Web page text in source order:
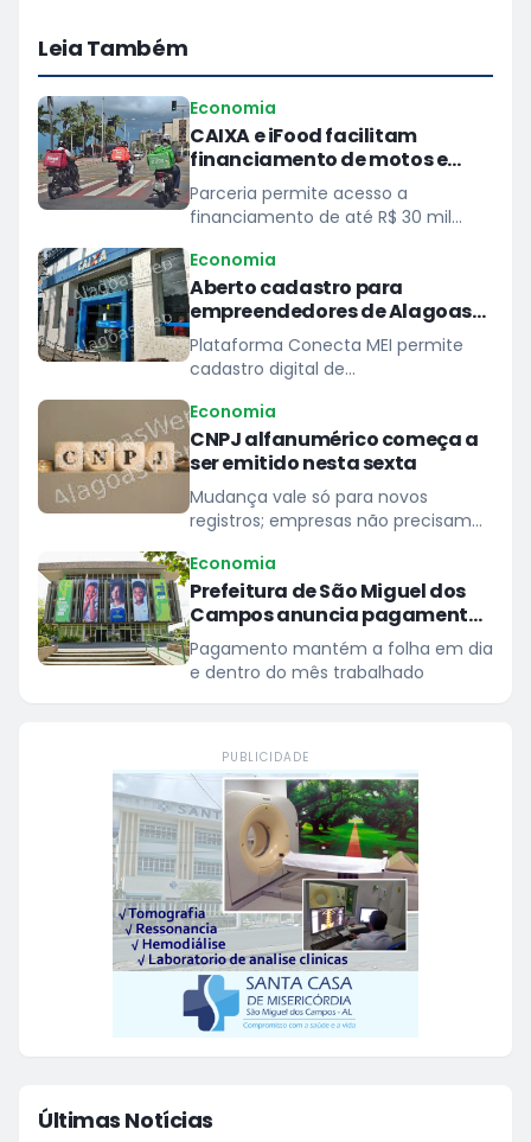
Leia Também
Economia
CAIXA e iFood facilitam
financiamento de motos e
bicicletas elétricas para
entregadores
Parceria permite acesso a
financiamento de até R$ 30 mil
plataforma
Economia
Aberto cadastro para
empreendedores de Alagoas
prestarem serviços à Caixa
Plataforma Conecta MEI permite
cadastro digital de
para atender demandas de
pequeno porte das unidades do
banco
Economia
CNPJ alfanumérico começa a
ser emitido nesta sexta
Mudança vale só para novos
registros; empresas não precisam
Economia
Prefeitura de São Miguel dos
Campos anuncia pagamento
dos servidores nesta quinta,
30
Pagamento mantém a folha em dia
e dentro do mês trabalhado
PUBLICIDADE
Últimas Notícias